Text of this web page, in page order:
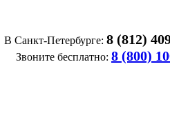
В Санкт-Петербурге: 8 (812)
Звоните бесплатно: 8 (800)